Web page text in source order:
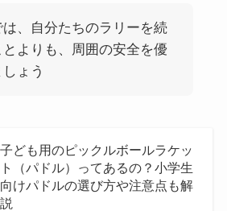
、自分たちのラリーを続
とよりも、周囲の安全を優
ょう
子ども用のピックルボールラケッ
ト（パドル）ってあるの？小学生
向けパドルの選び方や注意点も解
説